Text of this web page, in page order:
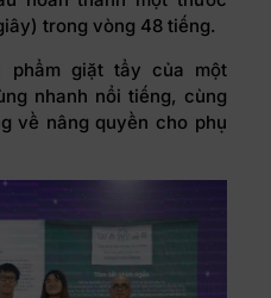
trong vòng 48 tiếng.
phẩm giặt tẩy của một
nhanh nổi tiếng, cùng
về nâng quyền cho phụ